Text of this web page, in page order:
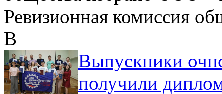
Ревизионная комиссия
В
Выпускники
получили